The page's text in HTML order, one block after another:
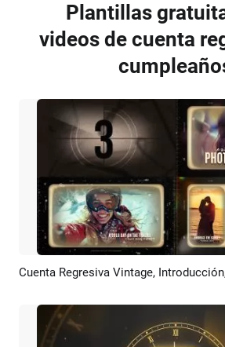
Plantillas
videos de cuenta
Previsualizar